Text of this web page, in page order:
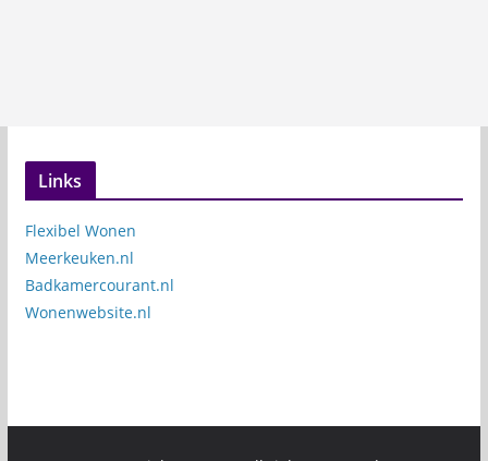
Links
Flexibel Wonen
Meerkeuken.nl
Badkamercourant.nl
Wonenwebsite.nl